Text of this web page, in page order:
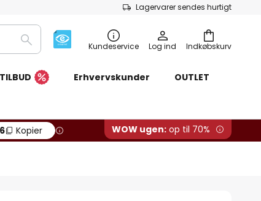
Lagervarer sendes hurtigt
Indkøbskurv
Søg Kundeservice Log ind
TILBUD Erhvervskunder OUTLET
Kopier WOW ugen: op til 70%